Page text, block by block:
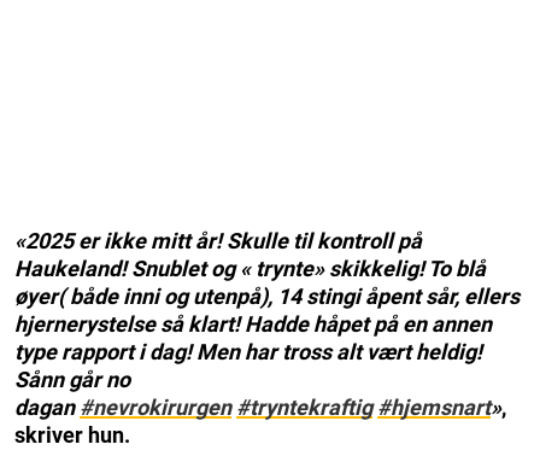
«2025 er ikke mitt år! Skulle til kontroll på
Haukeland! Snublet og « trynte» skikkelig! To blå
øyer( både inni og utenpå), 14 stingi åpent sår, ellers
hjernerystelse så klart! Hadde håpet på en annen
type rapport i dag! Men har tross alt vært heldig!
Sånn går no
dagan#nevrokirurgen #tryntekraftig #hjemsnart»,
skriver hun.